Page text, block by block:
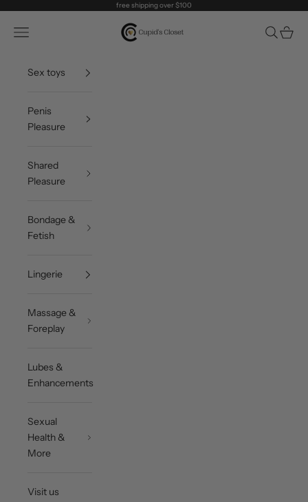
free shipping over $100
Cupid's Closet
Open navigation menu OpenOpen
Sex toys
Penis
Pleasure
Shared
Pleasure
Bondage &
Fetish
Lingerie
Massage &
Foreplay
Lubes &
Enhancements
Sexual
Health &
More
Visit us